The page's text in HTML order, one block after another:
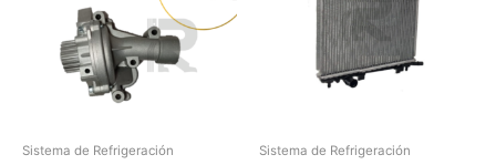
Sistema de Refrigeración Sistema de Refrigeración